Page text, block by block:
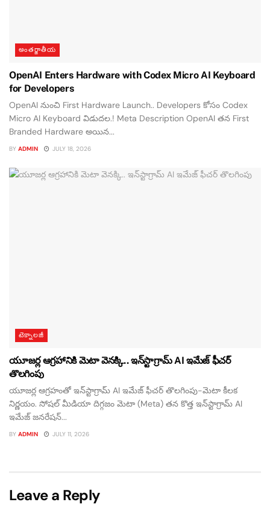
అంతర్జాతీయ
OpenAI Enters Hardware with Codex Micro AI Keyboard
for Developers
OpenAI నుంచి First Hardware Launch.. Developers కోసం Codex
Micro AI Keyboard విడుదల.! Meta Description OpenAI తన First
Branded Hardware అయిన...
BY ADMIN JULY 18, 2026
టెక్నాలజీ
యూజర్ల ఆగ్రహానికి మెటా వెనక్కి.. ఇన్‌స్టాగ్రామ్ AI ఇమేజ్ ఫీచర్
తొలగింపు
యూజర్ల ఆగ్రహంతో ఇన్‌స్టాగ్రామ్ AI ఇమేజ్ ఫీచర్ తొలగింపు-మెటా కీలక
నిర్ణయం. సోషల్ మీడియా దిగ్గజం మెటా (Meta) తన కొత్త ఇన్‌స్టాగ్రామ్ AI
ఇమేజ్ జనరేషన్...
BY ADMIN JULY 11, 2026
Leave a Reply